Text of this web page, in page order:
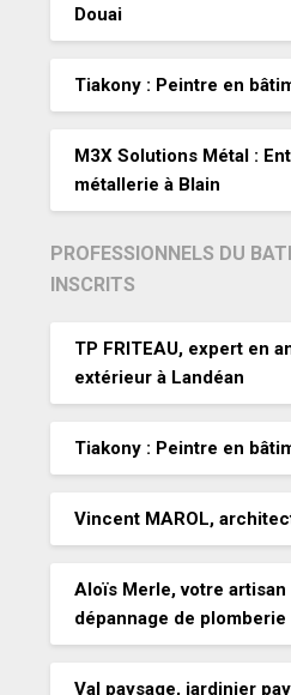
Douai
Tiakony : Peintre en
M3X Solutions Métal :
métallerie à Blain
PROFESSIONNELS DU
INSCRITS
TP FRITEAU, expert en
extérieur à Landéan
Tiakony : Peintre en
Vincent MAROL,
Aloïs Merle, votre
dépannage de
Val paysage, jardinier